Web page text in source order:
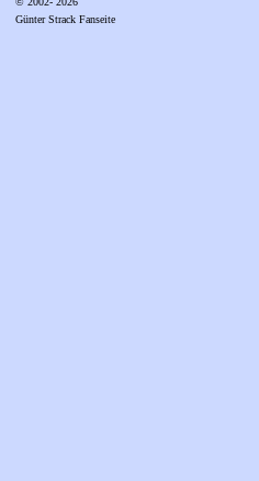
Günter Strack Fanseite